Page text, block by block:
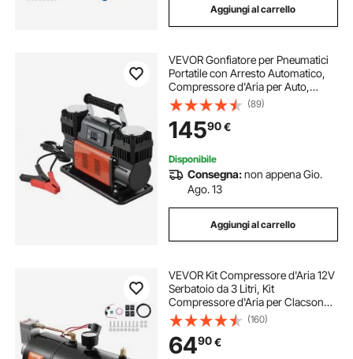
Aggiungi al carrello
VEVOR Gonfiatore per Pneumatici
Portatile con Arresto Automatico,
Compressore d'Aria per Auto,
Pompa dell'Aria Fuoristrada da 12 V
con Display Digitale LCD e
Adattatori per Camion, SUV,
Camper
(89)
14590€
Disponibile
Consegna:non appena Gio.
Ago. 13
Aggiungi al carrello
VEVOR Kit Compressore d'Aria 12V
Serbatoio da 3 Litri, Kit
Compressore d'Aria per Clacson
Tromba, Pressione di Esercizio 90-
120 PSI, Sistema di Compressore
d'Aria Integrato per Clacson
Tromba Camion
(160)
6490€